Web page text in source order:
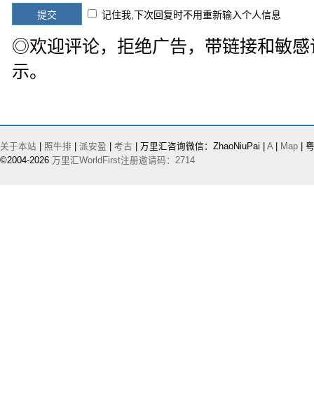
记住我,下次回复时不用重新输入个人信息
◎欢迎评论，拒绝广告，带链接和敏
示。
关于本站 照牛排 派安盈 考古 | 万里汇咨询微信：ZhaoNiuPai | A| Map |
©2004-2026 万里汇WorldFirst注册邀请码：2714